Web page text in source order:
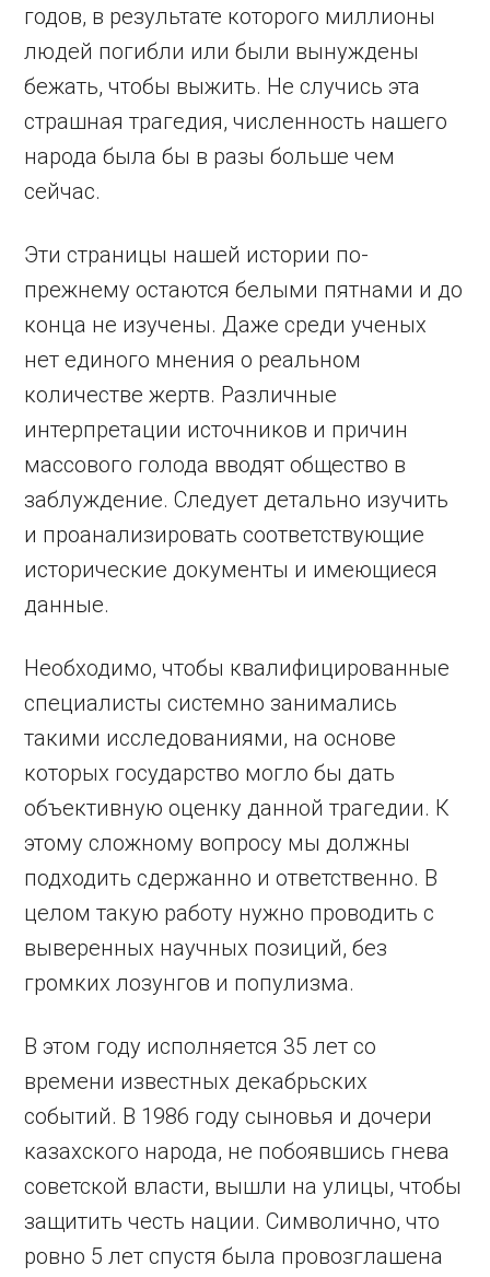
годов, в результате которого миллионы
людей погибли или были вынуждены
бежать, чтобы выжить. Не случись эта
страшная трагедия, численность нашего
народа была бы в разы больше чем
сейчас.
Эти страницы нашей истории по-
прежнему остаются белыми пятнами и до
конца не изучены. Даже среди ученых
нет единого мнения о реальном
количестве жертв. Различные
интерпретации источников и причин
массового голода вводят общество в
заблуждение. Следует детально изучить
и проанализировать соответствующие
исторические документы и имеющиеся
данные.
Необходимо, чтобы квалифицированные
специалисты системно занимались
такими исследованиями, на основе
которых государство могло бы дать
объективную оценку данной трагедии. К
этому сложному вопросу мы должны
подходить сдержанно и ответственно. В
целом такую работу нужно проводить с
выверенных научных позиций, без
громких лозунгов и популизма.
В этом году исполняется 35 лет со
времени известных декабрьских
событий. В 1986 году сыновья и дочери
казахского народа, не побоявшись гнева
советской власти, вышли на улицы, чтобы
защитить честь нации. Символично, что
ровно 5 лет спустя была провозглашена